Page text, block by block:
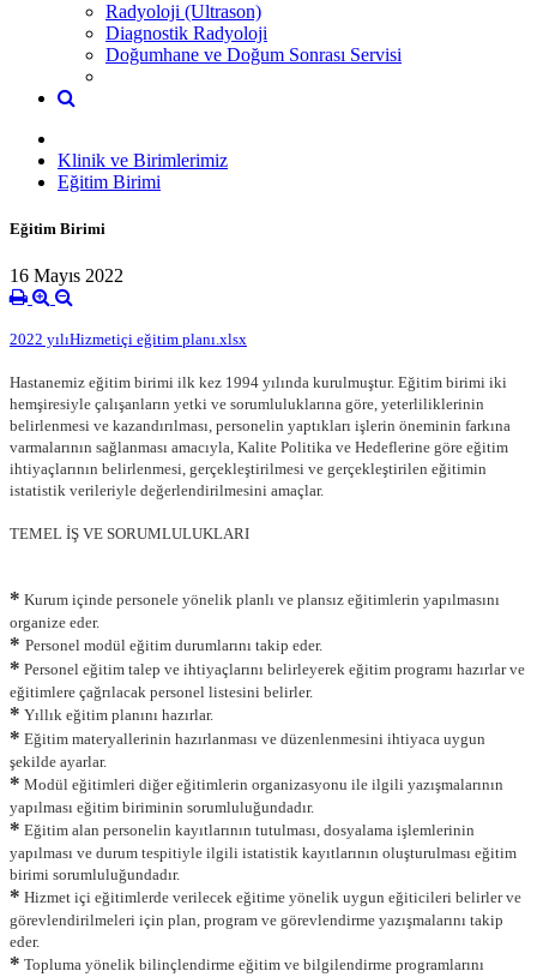
Radyoloji (Ultrason)
Diagnostik Radyoloji
Doğumhane ve Doğum Sonrası Servisi
Klinik ve Birimlerimiz
Eğitim Birimi
Eğitim Birimi
16 Mayıs 2022
2022 yılıHizmetiçi eğitim planı.xlsx
Hastanemiz eğitim birimi ilk kez 1994 yılında kurulmuştur. Eğitim birimi iki
hemşiresiyle çalışanların yetki ve sorumluluklarına göre, yeterliliklerinin
belirlenmesi ve kazandırılması, personelin yaptıkları işlerin öneminin farkına
varmalarının sağlanması amacıyla, Kalite Politika ve Hedeflerine göre eğitim
ihtiyaçlarının belirlenmesi, gerçekleştirilmesi ve gerçekleştirilen eğitimin
istatistik verileriyle değerlendirilmesini amaçlar.
TEMEL İŞ VE SORUMLULUKLARI
* Kurum içinde personele yönelik planlı ve plansız eğitimlerin yapılmasını
organize eder.
* Personel modül eğitim durumlarını takip eder.
* Personel eğitim talep ve ihtiyaçlarını belirleyerek eğitim programı hazırlar ve
eğitimlere çağrılacak personel listesini belirler.
* Yıllık eğitim planını hazırlar.
* Eğitim materyallerinin hazırlanması ve düzenlenmesini ihtiyaca uygun
şekilde ayarlar.
* Modül eğitimleri diğer eğitimlerin organizasyonu ile ilgili yazışmalarının
yapılması eğitim biriminin sorumluluğundadır.
* Eğitim alan personelin kayıtlarının tutulması, dosyalama işlemlerinin
yapılması ve durum tespitiyle ilgili istatistik kayıtlarının oluşturulması eğitim
birimi sorumluluğundadır.
* Hizmet içi eğitimlerde verilecek eğitime yönelik uygun eğiticileri belirler ve
görevlendirilmeleri için plan, program ve görevlendirme yazışmalarını takip
eder.
* Topluma yönelik bilinçlendirme eğitim ve bilgilendirme programlarını